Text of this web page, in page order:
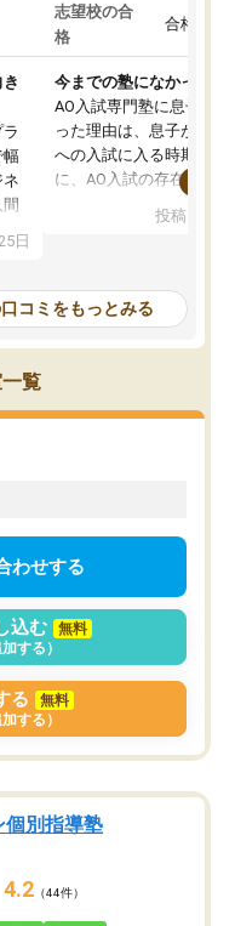
幅
。
だ
己
日
志望校の合
格
合格した
今までの塾になかった
AO入試専門塾に息子を
った理由は、息子が高校
への入試に入る時期に差
に、AO入試の存在を息
たことから、AOIに入塾
で、AO入試を改めて知
それに対しての具体的な
ことでした。更に子供の
けてらっしゃいますので
投稿日：
コミをもっとみる
覧
わせする
込む
無料
する）
る
無料
する）
個別指導塾
4.2 （44件）